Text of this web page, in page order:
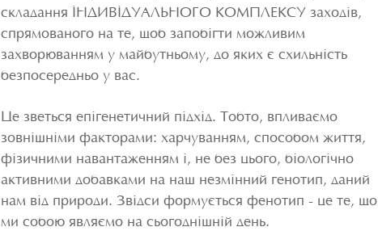
складання ІНДИВІДУАЛЬНОГО КОМПЛЕКСУ заходів,
спрямованого на те, щоб запобігти можливим
захворюванням у майбутньому, до яких є схильність
безпосередньо у вас.
Це зветься епігенетичний підхід. Тобто, впливаємо
зовнішніми факторами: харчуванням, способом життя,
фізичними навантаженням і, не без цього, біологічно
активними добавками на наш незмінний генотип, даний
нам від природи. Звідси формується фенотип - це те, що
ми собою являємо на сьогоднішній день.